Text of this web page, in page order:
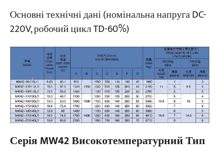
Основні технічні дані (номінальна напруга DC-
220V, робочий цикл TD-60%)
Серія MW42 Високотемпературний Тип